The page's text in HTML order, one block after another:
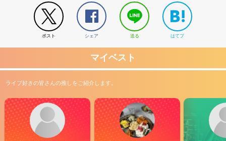
ポスト シェア 送る はてブ
マイベスト
ライブ好きの皆さんの推しをご紹介します。